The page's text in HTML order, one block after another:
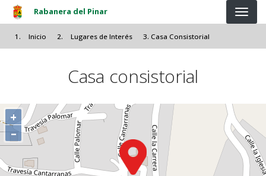
Pasar al contenido principal
Rabanera del Pinar
Inicio Lugares de Interés Casa Consistorial
Casa consistorial
+
–